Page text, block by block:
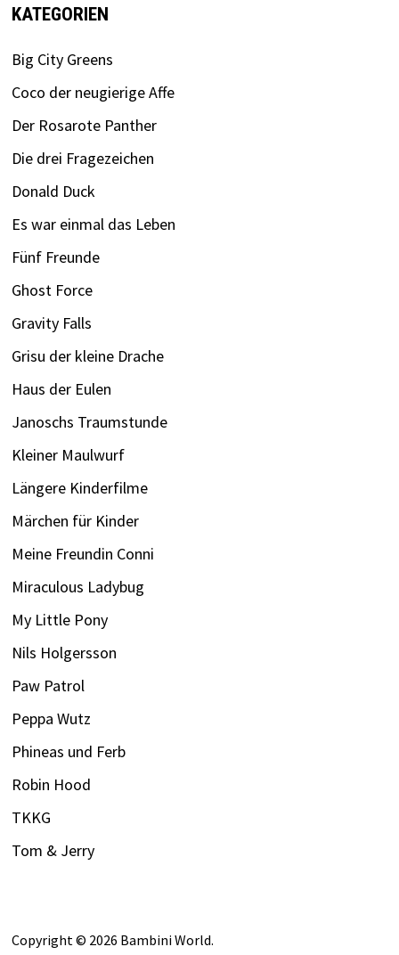
KATEGORIEN
Big City Greens
Coco der neugierige Affe
Der Rosarote Panther
Die drei Fragezeichen
Donald Duck
Es war einmal das Leben
Fünf Freunde
Ghost Force
Gravity Falls
Grisu der kleine Drache
Haus der Eulen
Janoschs Traumstunde
Kleiner Maulwurf
Längere Kinderfilme
Märchen für Kinder
Meine Freundin Conni
Miraculous Ladybug
My Little Pony
Nils Holgersson
Paw Patrol
Peppa Wutz
Phineas und Ferb
Robin Hood
TKKG
Tom & Jerry
Copyright © 2026 Bambini World.